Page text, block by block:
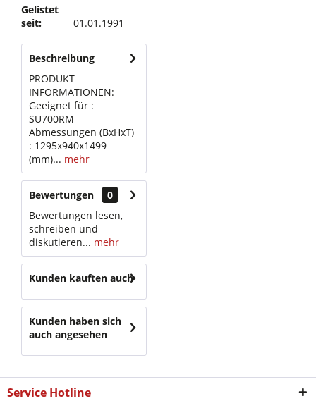
Gelistet
seit:
01.01.1991
Beschreibung
PRODUKT
INFORMATIONEN:
Geeignet für :
SU700RM
Abmessungen (BxHxT)
: 1295x940x1499
(mm)... mehr
Bewertungen
0
Bewertungen lesen,
schreiben und
diskutieren... mehr
Kunden kauften auch
Kunden haben sich
auch angesehen
Service Hotline